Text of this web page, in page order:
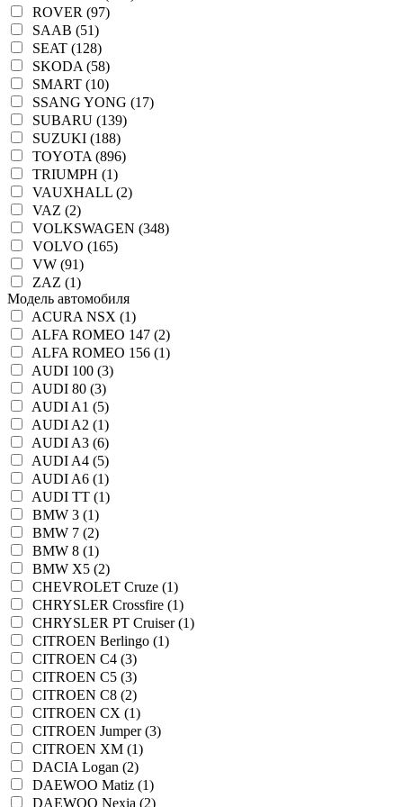
ROVER (97)
SAAB (51)
SEAT (128)
SKODA (58)
SMART (10)
SSANG YONG (17)
SUBARU (139)
SUZUKI (188)
TOYOTA (896)
TRIUMPH (1)
VAUXHALL (2)
VAZ (2)
VOLKSWAGEN (348)
VOLVO (165)
VW (91)
ZAZ (1)
Модель автомобиля
ACURA NSX (1)
ALFA ROMEO 147 (2)
ALFA ROMEO 156 (1)
AUDI 100 (3)
AUDI 80 (3)
AUDI A1 (5)
AUDI A2 (1)
AUDI A3 (6)
AUDI A4 (5)
AUDI A6 (1)
AUDI TT (1)
BMW 3 (1)
BMW 7 (2)
BMW 8 (1)
BMW X5 (2)
CHEVROLET Cruze (1)
CHRYSLER Crossfire (1)
CHRYSLER PT Cruiser (1)
CITROEN Berlingo (1)
CITROEN C4 (3)
CITROEN C5 (3)
CITROEN C8 (2)
CITROEN CX (1)
CITROEN Jumper (3)
CITROEN XM (1)
DACIA Logan (2)
DAEWOO Matiz (1)
DAEWOO Nexia (2)